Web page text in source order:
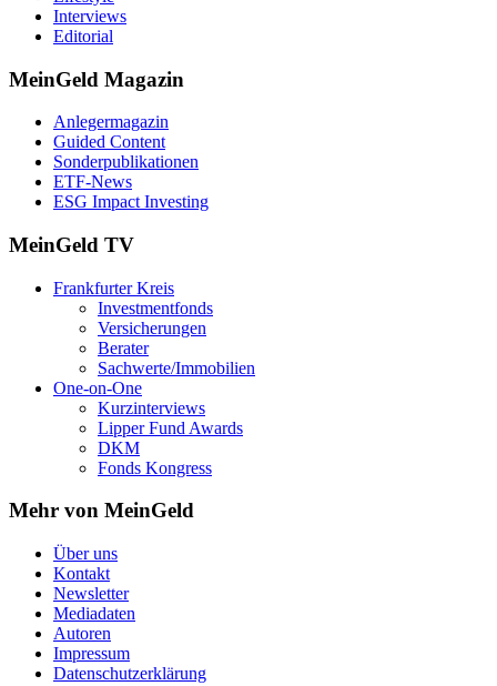
Interviews
Editorial
MeinGeld Magazin
Anlegermagazin
Guided Content
Sonderpublikationen
ETF-News
ESG Impact Investing
MeinGeld TV
Frankfurter Kreis
Investmentfonds
Versicherungen
Berater
Sachwerte/Immobilien
One-on-One
Kurzinterviews
Lipper Fund Awards
DKM
Fonds Kongress
Mehr von MeinGeld
Über uns
Kontakt
Newsletter
Mediadaten
Autoren
Impressum
Datenschutzerklärung